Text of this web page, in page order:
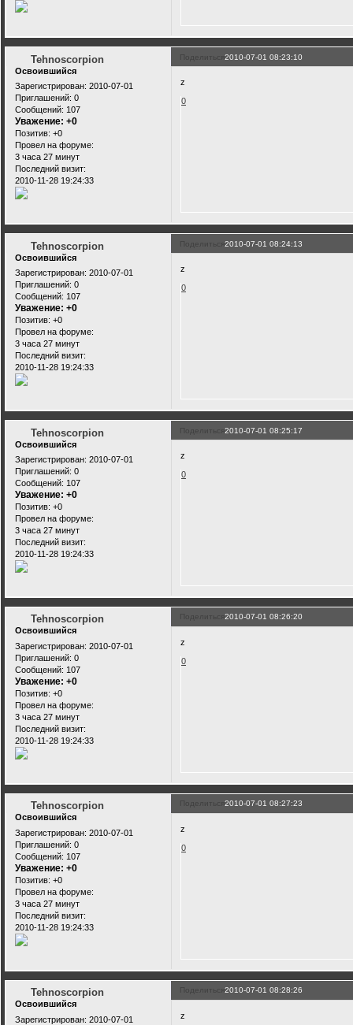
Поделиться2010-07-01 08:23:10
Tehnoscorpion
Освоившийся
Зарегистрирован: 2010-07-01
Приглашений: 0
Сообщений: 107
Уважение: +0
Позитив: +0
Провел на форуме:
3 часа 27 минут
Последний визит:
2010-11-28 19:24:33
z
0
Поделиться2010-07-01 08:24:13
Tehnoscorpion
Освоившийся
Зарегистрирован: 2010-07-01
Приглашений: 0
Сообщений: 107
Уважение: +0
Позитив: +0
Провел на форуме:
3 часа 27 минут
Последний визит:
2010-11-28 19:24:33
z
0
Поделиться2010-07-01 08:25:17
Tehnoscorpion
Освоившийся
Зарегистрирован: 2010-07-01
Приглашений: 0
Сообщений: 107
Уважение: +0
Позитив: +0
Провел на форуме:
3 часа 27 минут
Последний визит:
2010-11-28 19:24:33
z
0
Поделиться2010-07-01 08:26:20
Tehnoscorpion
Освоившийся
Зарегистрирован: 2010-07-01
Приглашений: 0
Сообщений: 107
Уважение: +0
Позитив: +0
Провел на форуме:
3 часа 27 минут
Последний визит:
2010-11-28 19:24:33
z
0
Поделиться2010-07-01 08:27:23
Tehnoscorpion
Освоившийся
Зарегистрирован: 2010-07-01
Приглашений: 0
Сообщений: 107
Уважение: +0
Позитив: +0
Провел на форуме:
3 часа 27 минут
Последний визит:
2010-11-28 19:24:33
z
0
Поделиться2010-07-01 08:28:26
Tehnoscorpion
Освоившийся
Зарегистрирован: 2010-07-01
z